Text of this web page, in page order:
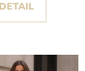
DETAIL